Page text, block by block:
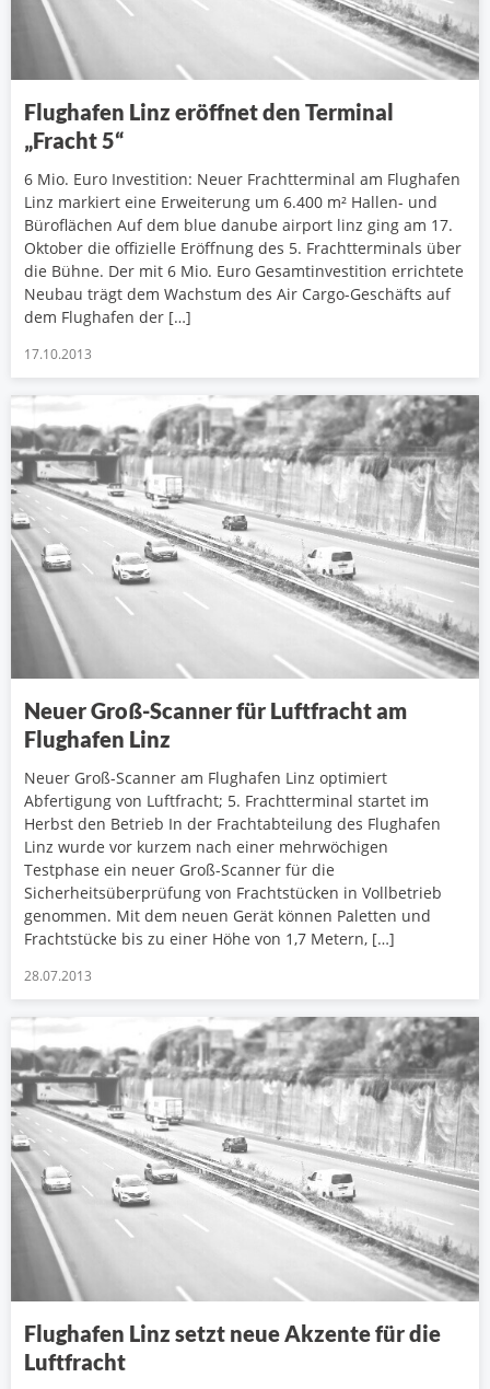
Flughafen Linz eröffnet den Terminal
„Fracht 5“
6 Mio. Euro Investition: Neuer Frachtterminal am Flughafen
Linz markiert eine Erweiterung um 6.400 m² Hallen- und
Büroflächen Auf dem blue danube airport linz ging am 17.
Oktober die offizielle Eröffnung des 5. Frachtterminals über
die Bühne. Der mit 6 Mio. Euro Gesamtinvestition errichtete
Neubau trägt dem Wachstum des Air Cargo-Geschäfts auf
dem Flughafen der […]
17.10.2013
Neuer Groß-Scanner für Luftfracht am
Flughafen Linz
Neuer Groß-Scanner am Flughafen Linz optimiert
Abfertigung von Luftfracht; 5. Frachtterminal startet im
Herbst den Betrieb In der Frachtabteilung des Flughafen
Linz wurde vor kurzem nach einer mehrwöchigen
Testphase ein neuer Groß-Scanner für die
Sicherheitsüberprüfung von Frachtstücken in Vollbetrieb
genommen. Mit dem neuen Gerät können Paletten und
Frachtstücke bis zu einer Höhe von 1,7 Metern, […]
28.07.2013
Flughafen Linz setzt neue Akzente für die
Luftfracht